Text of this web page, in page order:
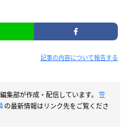
記事の内容について報告する
集部が作成・配信しています。 笠
の最新情報はリンク先をご覧くださ